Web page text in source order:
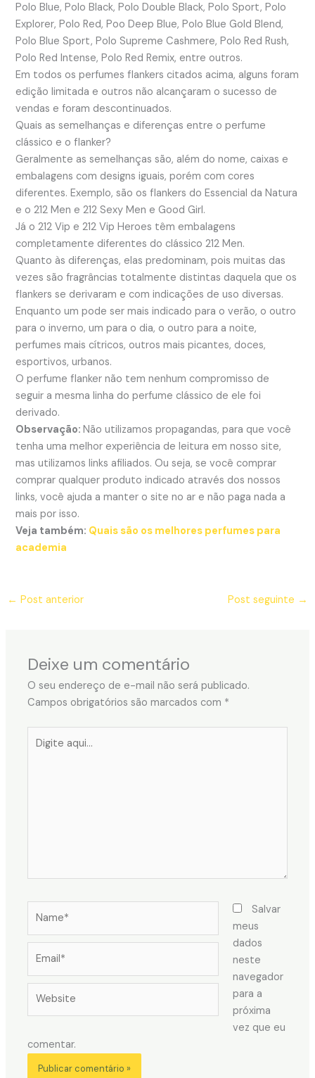
Polo Blue, Polo Black, Polo Double Black, Polo Sport, Polo
Explorer, Polo Red, Poo Deep Blue, Polo Blue Gold Blend,
Polo Blue Sport, Polo Supreme Cashmere, Polo Red Rush,
Polo Red Intense, Polo Red Remix, entre outros.
Em todos os perfumes flankers citados acima, alguns foram
edição limitada e outros não alcançaram o sucesso de
vendas e foram descontinuados.
Quais as semelhanças e diferenças entre o perfume
clássico e o flanker?
Geralmente as semelhanças são, além do nome, caixas e
embalagens com designs iguais, porém com cores
diferentes. Exemplo, são os flankers do Essencial da Natura
e o 212 Men e 212 Sexy Men e Good Girl.
Já o 212 Vip e 212 Vip Heroes têm embalagens
completamente diferentes do clássico 212 Men.
Quanto às diferenças, elas predominam, pois muitas das
vezes são fragrâncias totalmente distintas daquela que os
flankers se derivaram e com indicações de uso diversas.
Enquanto um pode ser mais indicado para o verão, o outro
para o inverno, um para o dia, o outro para a noite,
perfumes mais cítricos, outros mais picantes, doces,
esportivos, urbanos.
O perfume flanker não tem nenhum compromisso de
seguir a mesma linha do perfume clássico de ele foi
derivado.
Observação:Não utilizamos propagandas, para que você
tenha uma melhor experiência de leitura em nosso site,
mas utilizamos links afiliados. Ou seja, se você comprar
comprar qualquer produto indicado através dos nossos
links, você ajuda a manter o site no ar e não paga nada a
mais por isso.
Veja também: Quais são os melhores perfumes para
academia
← Post anterior Post seguinte →
Deixe um comentário
O seu endereço de e-mail não será publicado.
Campos obrigatórios são marcados com *
aqui...
Salvar
meus
dados
neste
navegador
para a
próxima
vez que eu
comentar.